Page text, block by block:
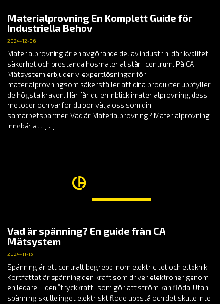
Materialprovning En Komplett Guide för
Industriella Behov
2024-12-06
Materialprovning är en avgörande del av industrin, där kvalitet,
säkerhet och prestanda hosmaterial står i centrum. På CA
Mätsystem erbjuder vi expertlösningar för
materialprovningsom säkerställer att dina produkter uppfyller
de högsta kraven. Här får du en inblick imaterialprovning, dess
metoder och varför du bör välja oss som din
samarbetspartner. Vad är Materialprovning? Materialprovning
innebär att […]
Vad är spänning? En guide från CA
Mätsystem
2024-11-15
Spänning är ett centralt begrepp inom elektricitet och elteknik.
Kortfattat är spänning den kraft som driver elektroner genom
en ledare – den ”tryckkraft” som gör att ström kan flöda. Utan
spänning skulle inget elektriskt flöde uppstå och det skulle inte